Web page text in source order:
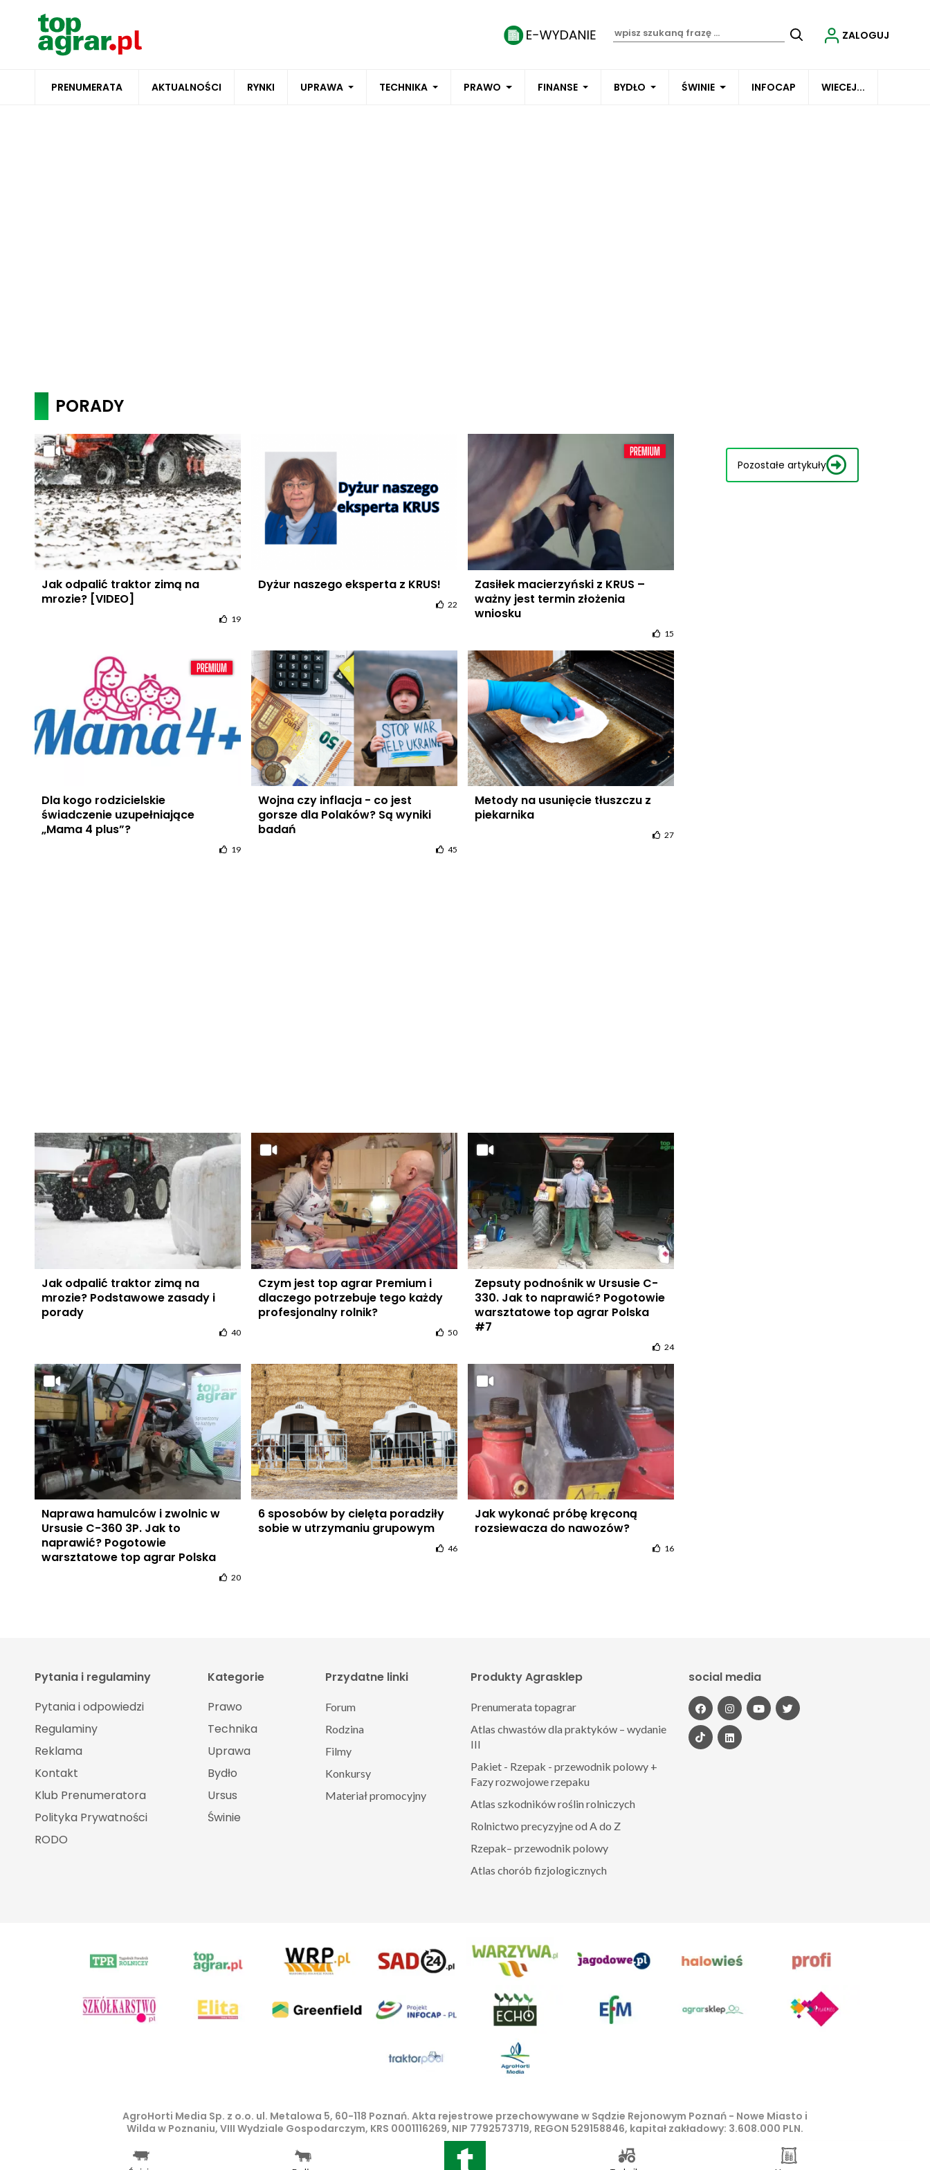
PRENUMERATA AKTUALNOŚCI RYNKI UPRAWA TECHNIKA PRAWO FINANSE BYDŁO ŚWINIE INFOCAP WIECEJ...
ZALOGUJ
PORADY
Jak odpalić traktor zimą na
mrozie? [VIDEO]
19
Dyżur naszego eksperta z KRUS!
22
Zasiłek macierzyński z KRUS –
ważny jest termin złożenia
wniosku
15
Dla kogo rodzicielskie
świadczenie uzupełniające
„Mama 4 plus”?
19
Wojna czy inflacja - co jest
gorsze dla Polaków? Są wyniki
badań
45
Metody na usunięcie tłuszczu z
piekarnika
27
Jak odpalić traktor zimą na
mrozie? Podstawowe zasady i
porady
40
Czym jest top agrar Premium i
dlaczego potrzebuje tego każdy
profesjonalny rolnik?
50
Zepsuty podnośnik w Ursusie C-
330. Jak to naprawić? Pogotowie
warsztatowe top agrar Polska
#7
24
Naprawa hamulców i zwolnic w
Ursusie C-360 3P. Jak to
naprawić? Pogotowie
warsztatowe top agrar Polska
20
6 sposobów by cielęta poradziły
sobie w utrzymaniu grupowym
46
Jak wykonać próbę kręconą
rozsiewacza do nawozów?
16
Pozostałe artykuły
Zagłosuj w Plebiscycie Izydory 2026
Pytania i regulaminy
Pytania i odpowiedzi
Regulaminy
Reklama
Kontakt
Klub Prenumeratora
Polityka Prywatności
RODO
Kategorie
Prawo
Technika
Uprawa
Bydło
Ursus
Świnie
Produkty Agrasklep
Prenumerata topagrar
Atlas chwastów dla praktyków – wydanie
III
Pakiet - Rzepak - przewodnik polowy +
Fazy rozwojowe rzepaku
Atlas szkodników roślin rolniczych
Rolnictwo precyzyjne od A do Z
Rzepak– przewodnik polowy
Atlas chorób fizjologicznych
Przydatne linki
Forum
Rodzina
Filmy
Konkursy
Materiał promocyjny
social media
AgroHorti Media Sp. z o.o. ul. Metalowa 5, 60-118 Poznań. Akta rejestrowe przechowywane w Sądzie Rejonowym Poznań - Nowe Miasto i
Wilda w Poznaniu, VIII Wydziale Gospodarczym, KRS 0001116269, NIP 7792573719, REGON 529158846, kapitał zakładowy: 3.608.000 PLN.
Wszystkie prezentowane w ramach niniejszego portalu treści są własnością AgroHorti Media Sp. z o.o, są zastrzeżone i chronione
prawem autorskim, kopiowanie i dalsze rozpowszechnianie treści jest zabronione. (art. 25 ust. 1 pkt 1b ustawy z 4 lutego 1994 roku o